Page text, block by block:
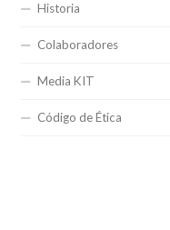
Historia
Colaboradores
Media KIT
Código de Ética